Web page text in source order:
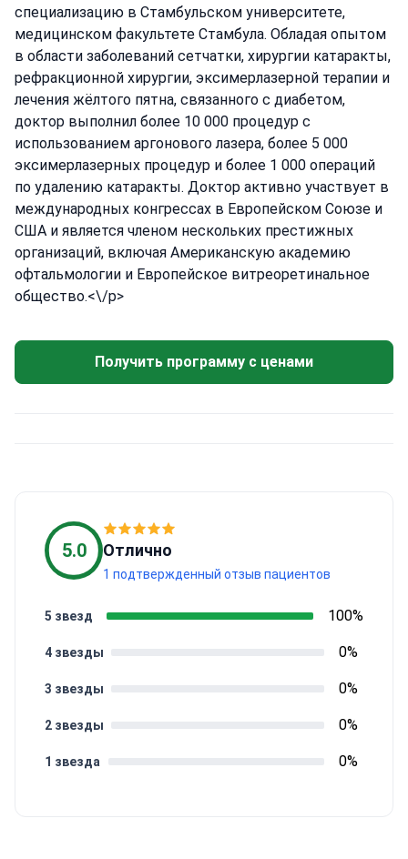
специализацию в Стамбульском университете,
медицинском факультете Стамбула. Обладая опытом
в области заболеваний сетчатки, хирургии катаракты,
рефракционной хирургии, эксимерлазерной терапии и
лечения жёлтого пятна, связанного с диабетом,
доктор выполнил более 10 000 процедур с
использованием аргонового лазера, более 5 000
эксимерлазерных процедур и более 1 000 операций
по удалению катаракты. Доктор активно участвует в
международных конгрессах в Европейском Союзе и
США и является членом нескольких престижных
организаций, включая Американскую академию
офтальмологии и Европейское витреоретинальное
общество.<\/p>
Получить программу с ценами
5.0 Отлично
1 подтвержденный отзыв пациентов
1 звезда 0%
2 звезды 0%
3 звезды 0%
4 звезды 0%
5 звезд 100%